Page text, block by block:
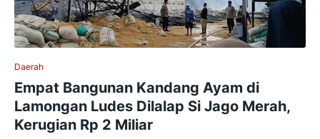
Daerah
Empat Bangunan Kandang Ayam di
Lamongan Ludes Dilalap Si Jago Merah,
Kerugian Rp 2 Miliar